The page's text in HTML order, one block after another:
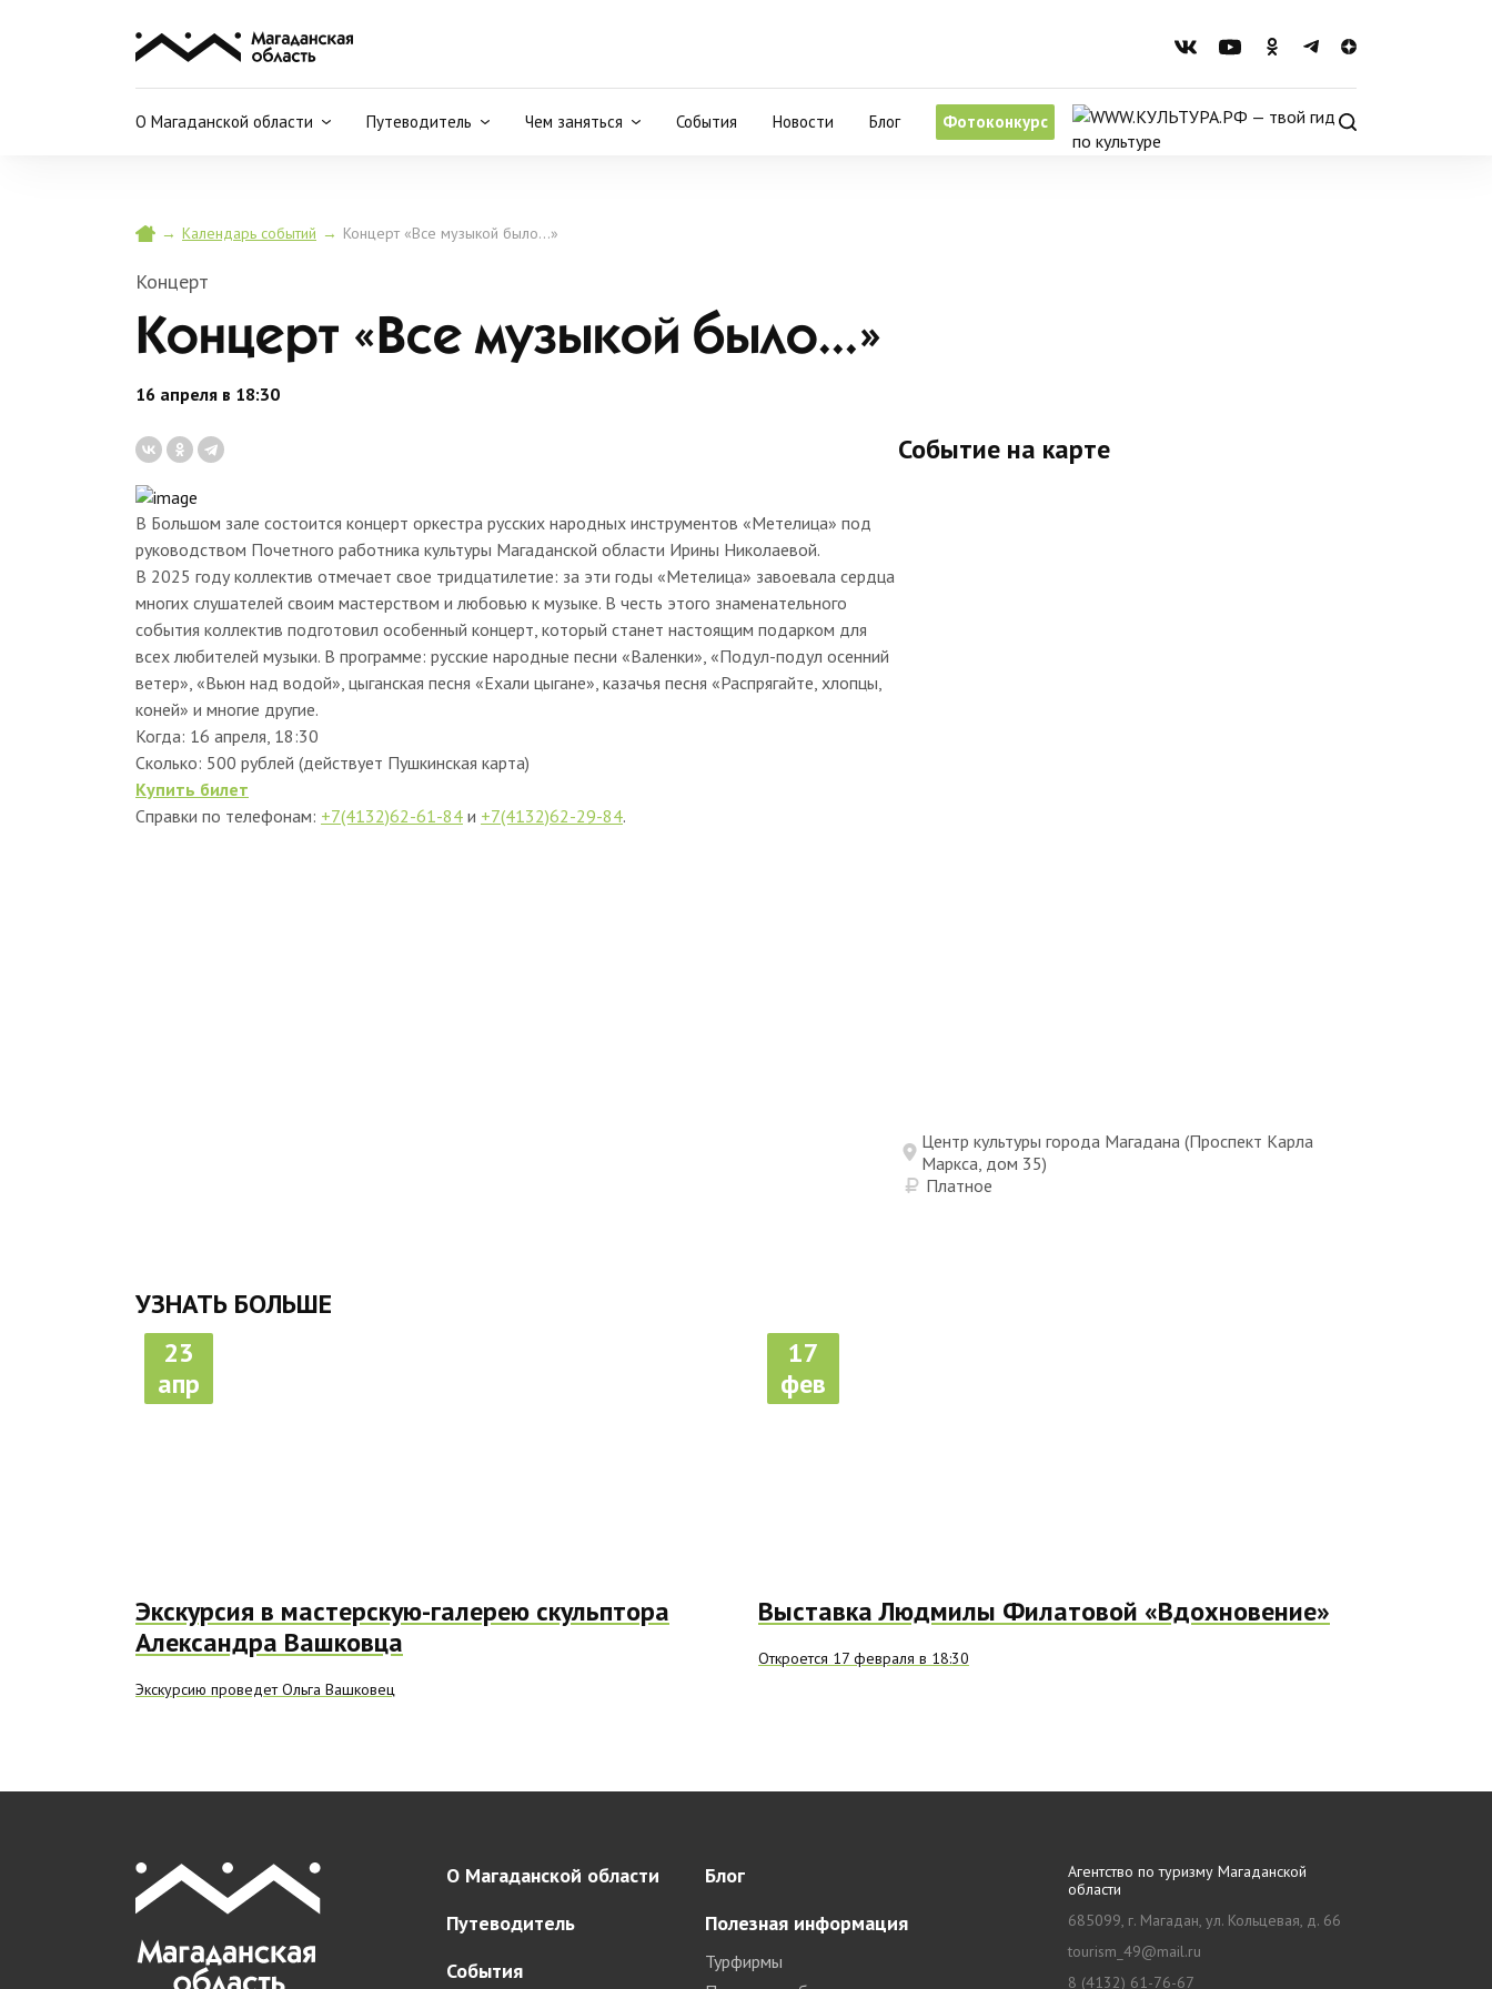
О Магаданской области Путеводитель Чем заняться События Новости Блог Фотоконкурс
→ Календарь событий → Концерт «Все музыкой было...»
Концерт
Концерт «Все музыкой было...»
16 апреля в 18:30
В Большом зале состоится концерт оркестра русских народных инструментов «Метелица» под
руководством Почетного работника культуры Магаданской области Ирины Николаевой.
В 2025 году коллектив отмечает свое тридцатилетие: за эти годы «Метелица» завоевала сердца
многих слушателей своим мастерством и любовью к музыке. В честь этого знаменательного
события коллектив подготовил особенный концерт, который станет настоящим подарком для
всех любителей музыки. В программе: русские народные песни «Валенки», «Подул-подул осенний
ветер», «Вьюн над водой», цыганская песня «Ехали цыгане», казачья песня «Распрягайте, хлопцы,
коней» и многие другие.
Когда: 16 апреля, 18:30
Сколько: 500 рублей (действует Пушкинская карта)
Купить билет
Справки по телефонам: +7(4132)62-61-84 и +7(4132)62-29-84.
Событие на карте
Центр культуры города Магадана (Проспект Карла
Маркса, дом 35)
Платное
УЗНАТЬ БОЛЬШЕ
23
апр
Экскурсия в мастерскую-галерею скульптора
Александра Вашковца
Экскурсию проведет Ольга Вашковец
17
фев
Выставка Людмилы Филатовой «Вдохновение»
Откроется 17 февраля в 18:30
О Магаданской области
Путеводитель
События
Блог
Полезная информация
Турфирмы
Агентство по туризму Магаданской
области
685099, г. Магадан, ул. Кольцевая, д. 66
tourism_49@mail.ru
8 (4132) 61-76-67